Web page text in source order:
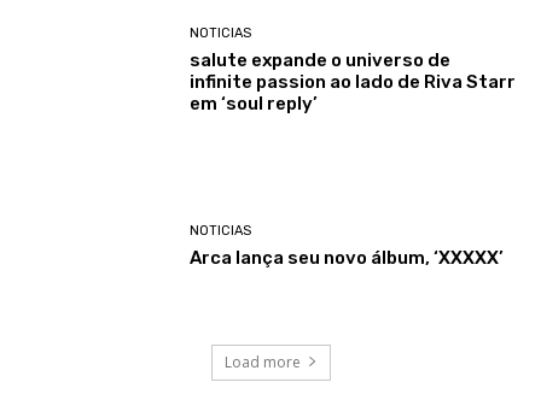
NOTICIAS
salute expande o universo de
infinite passion ao lado de Riva Starr
em ‘soul reply’
NOTICIAS
Arca lança seu novo álbum, ‘XXXXX’
Load more